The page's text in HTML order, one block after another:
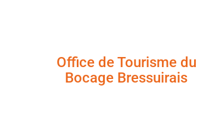
Office de Tourisme du
Bocage Bressuirais